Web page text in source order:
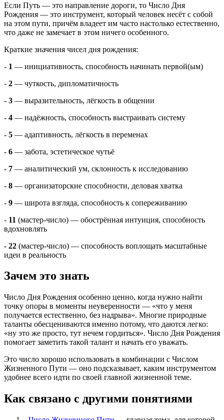
Если Путь — это направление дороги, то Число Дня
Рождения — это инструмент, который человек несёт с собой
на этом пути, причём владеет им часто настолько естественно,
что даже не замечает в этом ничего особенного.
Краткие значения чисел дня рождения:
- 1 — инициативность, способность начинать первой(ым)
- 2 — чуткость, дипломатичность
- 3 — выразительность, лёгкость в общении
- 4 — надёжность, способность выстраивать систему
- 5 — адаптивность, лёгкость в переменах
- 6 — забота, эстетическое чутьё
- 7 — аналитический ум, склонность к исследованию
- 8 — организаторские способности, деловая хватка
- 9 — широта взгляда, способность к сопереживанию
- 11 (мастер-число) — обострённая интуиция, способность
вдохновлять
- 22 (мастер-число) — способность воплощать масштабные
идеи в реальность
Зачем это знать
Число Дня Рождения особенно ценно, когда нужно найти
точку опоры в моменты неуверенности — «что у меня
получается естественно, без надрыва». Многие природные
таланты обесцениваются именно потому, что даются легко:
«ну это же просто, тут нечем гордиться». Число Дня Рождения
помогает заметить такой талант и начать его уважать.
Это число хорошо использовать в комбинации с Числом
Жизненного Пути — оно подсказывает, каким инструментом
удобнее всего идти по своей главной жизненной теме.
Как связано с другими понятиями